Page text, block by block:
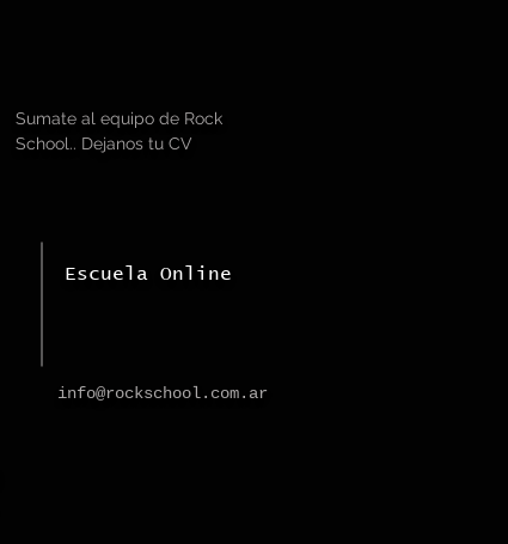
Sumate al equipo de Rock
School.. Dejanos tu CV
Escuela Online
info@rockschool.com.ar